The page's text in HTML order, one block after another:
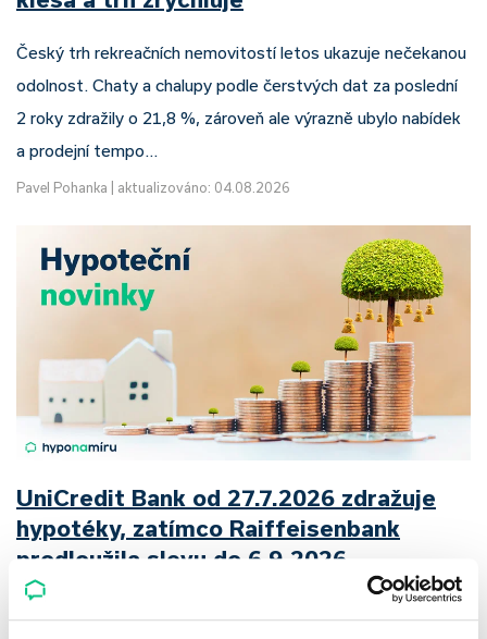
Český trh rekreačních nemovitostí letos ukazuje nečekanou
odolnost. Chaty a chalupy podle čerstvých dat za poslední
2 roky zdražily o 21,8 %, zároveň ale výrazně ubylo nabídek
a prodejní tempo…
Pavel Pohanka aktualizováno: 04.08.2026
UniCredit Bank od 27.7.2026 zdražuje
hypotéky, zatímco Raiffeisenbank
prodloužila slevu do 6.9.2026